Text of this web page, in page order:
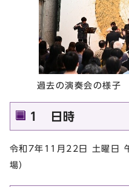
過去の演奏会の様子
1 日時
令和7年11月22日 土曜日
場）